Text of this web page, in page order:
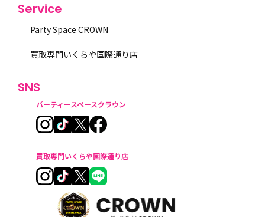
Service
Party Space CROWN
買取専門いくらや国際通り店
SNS
パーティースペースクラウン
買取専門いくらや国際通り店